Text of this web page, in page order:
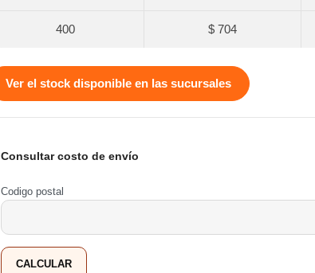
400 $ 704
Ver el stock disponible en las sucursales
Consultar costo de envío
Codigo postal
CALCULAR